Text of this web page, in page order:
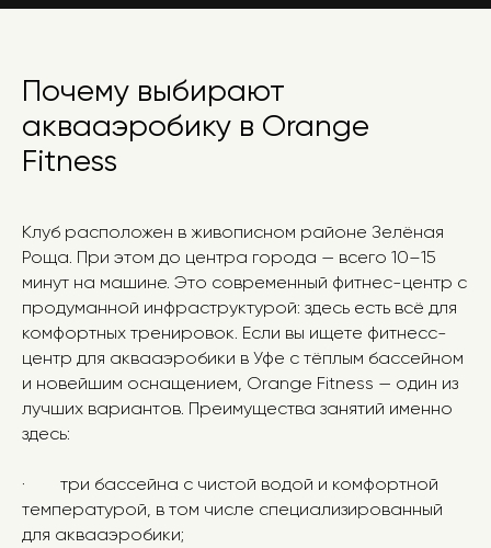
Почему выбирают
аквааэробику в Orange
Fitness
Клуб расположен в живописном районе Зелёная
Роща. При этом до центра города — всего 10–15
минут на машине. Это современный фитнес-центр с
продуманной инфраструктурой: здесь есть всё для
комфортных тренировок. Если вы ищете фитнесс-
центр для аквааэробики в Уфе с тёплым бассейном
и новейшим оснащением, Orange Fitness — один из
лучших вариантов. Преимущества занятий именно
здесь:
· три бассейна с чистой водой и комфортной
температурой, в том числе специализированный
для аквааэробики;
Бассейн
Хамам, сауна,
джакузи
Отдохните после сложных
Свободное время посещения
Без ограничения по
времени посещения